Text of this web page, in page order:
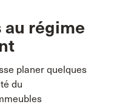
régime
planer quelques
du